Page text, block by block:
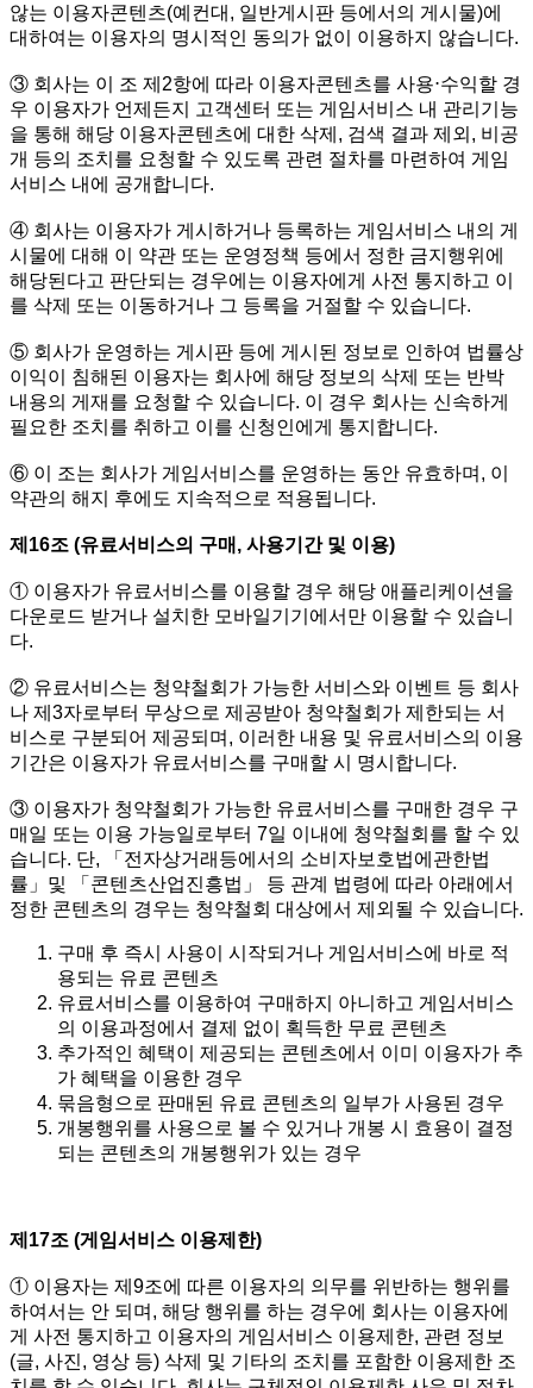
않는 이용자콘텐츠(예컨대, 일반게시판 등에서의 게시물)에
대하여는 이용자의 명시적인 동의가 없이 이용하지 않습니다.
③ 회사는 이 조 제2항에 따라 이용자콘텐츠를 사용⋅수익할 경
우 이용자가 언제든지 고객센터 또는 게임서비스 내 관리기능
을 통해 해당 이용자콘텐츠에 대한 삭제, 검색 결과 제외, 비공
개 등의 조치를 요청할 수 있도록 관련 절차를 마련하여 게임
서비스 내에 공개합니다.
④ 회사는 이용자가 게시하거나 등록하는 게임서비스 내의 게
시물에 대해 이 약관 또는 운영정책 등에서 정한 금지행위에
해당된다고 판단되는 경우에는 이용자에게 사전 통지하고 이
를 삭제 또는 이동하거나 그 등록을 거절할 수 있습니다.
⑤ 회사가 운영하는 게시판 등에 게시된 정보로 인하여 법률상
이익이 침해된 이용자는 회사에 해당 정보의 삭제 또는 반박
내용의 게재를 요청할 수 있습니다. 이 경우 회사는 신속하게
필요한 조치를 취하고 이를 신청인에게 통지합니다.
⑥ 이 조는 회사가 게임서비스를 운영하는 동안 유효하며, 이
약관의 해지 후에도 지속적으로 적용됩니다.
제16조 (유료서비스의 구매, 사용기간 및 이용)
① 이용자가 유료서비스를 이용할 경우 해당 애플리케이션을
다운로드 받거나 설치한 모바일기기에서만 이용할 수 있습니
다.
② 유료서비스는 청약철회가 가능한 서비스와 이벤트 등 회사
나 제3자로부터 무상으로 제공받아 청약철회가 제한되는 서
비스로 구분되어 제공되며, 이러한 내용 및 유료서비스의 이용
기간은 이용자가 유료서비스를 구매할 시 명시합니다.
③ 이용자가 청약철회가 가능한 유료서비스를 구매한 경우 구
매일 또는 이용 가능일로부터 7일 이내에 청약철회를 할 수 있
습니다. 단, 「전자상거래등에서의 소비자보호법에관한법
률」및 「콘텐츠산업진흥법」 등 관계 법령에 따라 아래에서
정한 콘텐츠의 경우는 청약철회 대상에서 제외될 수 있습니다.
구매 후 즉시 사용이 시작되거나 게임서비스에 바로 적
용되는 유료 콘텐츠
유료서비스를 이용하여 구매하지 아니하고 게임서비스
의 이용과정에서 결제 없이 획득한 무료 콘텐츠
추가적인 혜택이 제공되는 콘텐츠에서 이미 이용자가 추
가 혜택을 이용한 경우
묶음형으로 판매된 유료 콘텐츠의 일부가 사용된 경우
개봉행위를 사용으로 볼 수 있거나 개봉 시 효용이 결정
되는 콘텐츠의 개봉행위가 있는 경우
제17조 (게임서비스 이용제한)
① 이용자는 제9조에 따른 이용자의 의무를 위반하는 행위를
하여서는 안 되며, 해당 행위를 하는 경우에 회사는 이용자에
게 사전 통지하고 이용자의 게임서비스 이용제한, 관련 정보
(글, 사진, 영상 등) 삭제 및 기타의 조치를 포함한 이용제한 조